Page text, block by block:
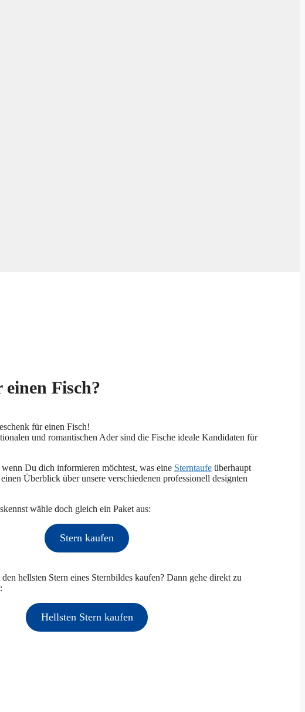
Fisch?
für einen Fisch!
und romantischen Ader sind die Fische ideale Kandidaten für
Du dich informieren möchtest, was eine Sterntaufe überhaupt
Überblick über unsere verschiedenen professionell designten
wähle doch gleich ein Paket aus:
Stern kaufen
hellsten Stern eines Sternbildes kaufen? Dann gehe direkt zu
Hellsten Stern kaufen